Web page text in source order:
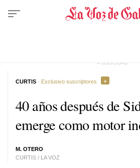
40 años después de
emerge como motor
M. OTERO
CURTIS / LA VOZ
CURTIS · Exclusivo suscriptores